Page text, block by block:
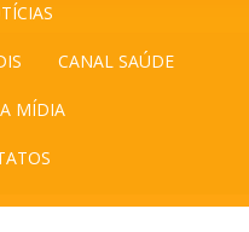
CANAL SAÚDE
MÍDIA